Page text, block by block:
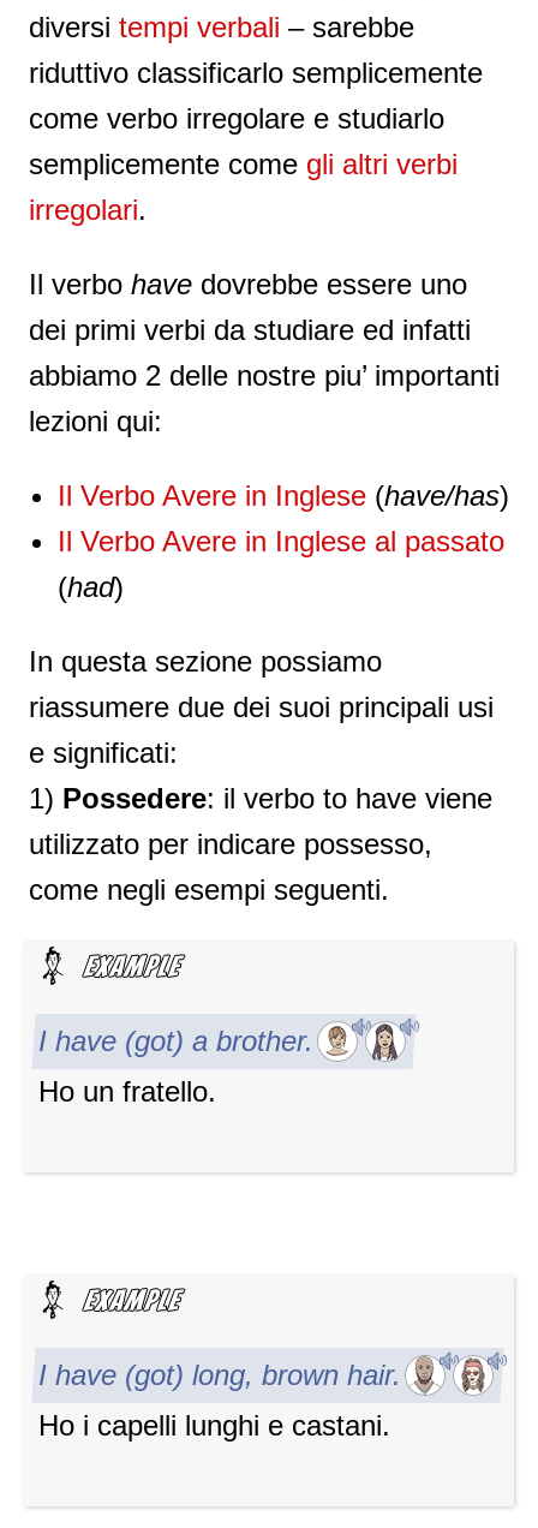
diversi tempi verbali – sarebbe
riduttivo classificarlo semplicemente
come verbo irregolare e studiarlo
semplicemente come gli altri verbi
irregolari.
Il verbo have dovrebbe essere uno
dei primi verbi da studiare ed infatti
abbiamo 2 delle nostre piu’ importanti
lezioni qui:
Il Verbo Avere in Inglese (have/has)
Il Verbo Avere in Inglese al passato
(had)
In questa sezione possiamo
riassumere due dei suoi principali usi
e significati:
1) Possedere: il verbo to have viene
utilizzato per indicare possesso,
come negli esempi seguenti.
I have (got) a brother.
Ho un fratello.
I have (got) long, brown hair.
Ho i capelli lunghi e castani.